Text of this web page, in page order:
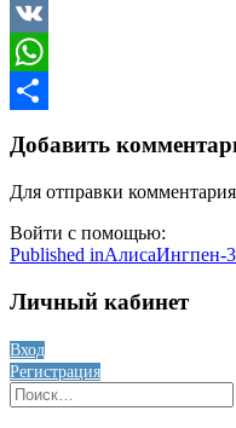
Viber
VK
WhatsApp
Добавить
Для отправки
Войти с помощью:
Навигация
по
Published inАлисаИнгпен-
Личный кабинет
Вход
Регистрация
Найти: